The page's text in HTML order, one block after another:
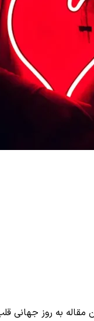
روز جهانی قلب